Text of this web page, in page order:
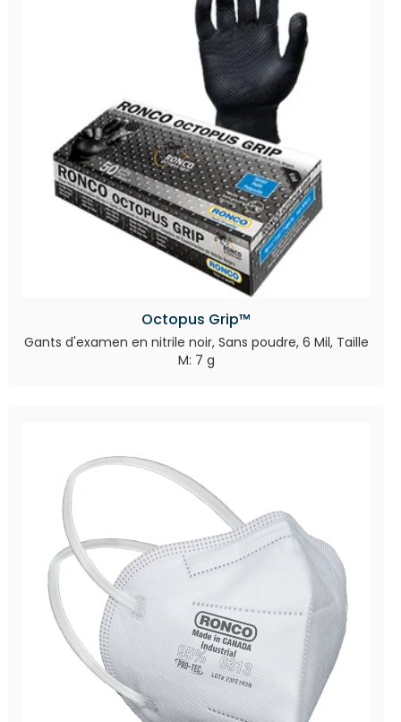
Octopus Grip™
Gants d'examen en nitrile noir, Sans poudre, 6 Mil, Taille
M: 7 g